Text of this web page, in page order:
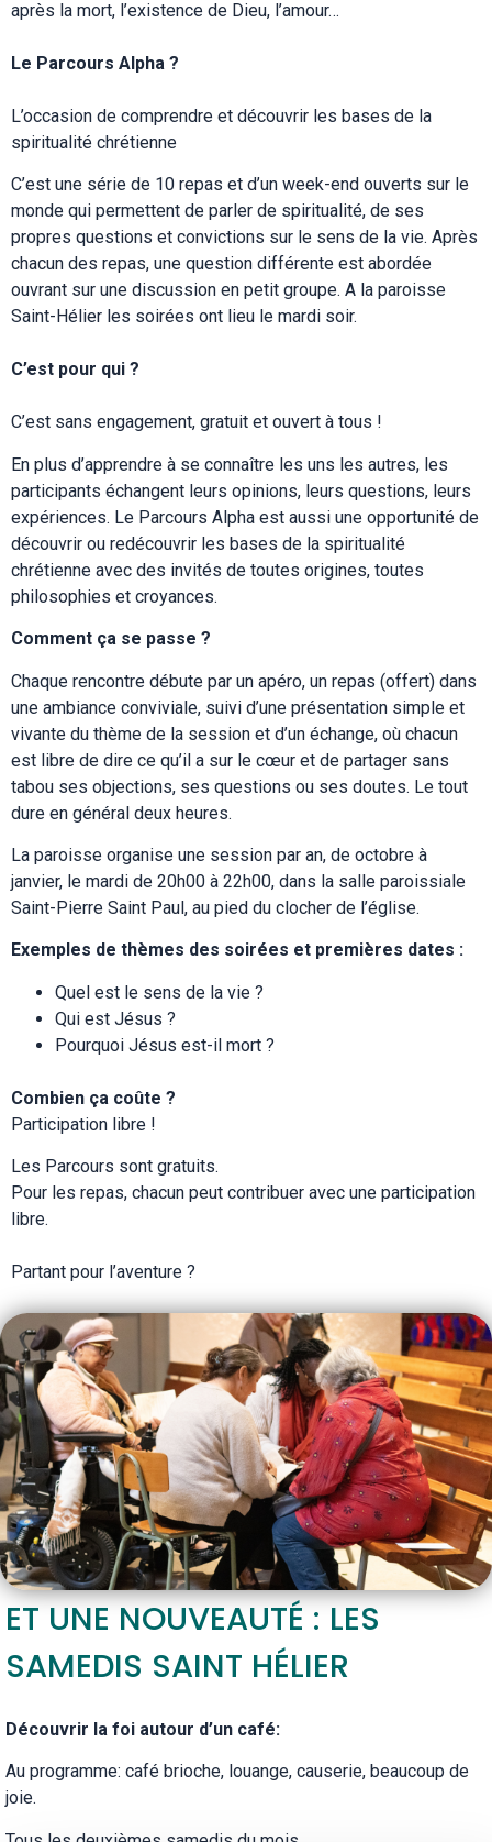
ET UNE NOUVEAUTÉ : LES
SAMEDIS SAINT HÉLIER
Découvrir la foi autour d’un café:
Au programme: café brioche, louange, causerie, beaucoup de
joie.
après la mort, l’existence de Dieu, l’amour…
Le Parcours Alpha ?
L’occasion de comprendre et découvrir les bases de la
spiritualité chrétienne
C’est une série de 10 repas et d’un week-end ouverts sur le
monde qui permettent de parler de spiritualité, de ses
propres questions et convictions sur le sens de la vie. Après
chacun des repas, une question différente est abordée
ouvrant sur une discussion en petit groupe. A la paroisse
Saint-Hélier les soirées ont lieu le mardi soir.
C’est pour qui ?
C’est sans engagement, gratuit et ouvert à tous !
En plus d’apprendre à se connaître les uns les autres, les
participants échangent leurs opinions, leurs questions, leurs
expériences. Le Parcours Alpha est aussi une opportunité de
découvrir ou redécouvrir les bases de la spiritualité
chrétienne avec des invités de toutes origines, toutes
philosophies et croyances.
Comment ça se passe ?
Chaque rencontre débute par un apéro, un repas (offert) dans
une ambiance conviviale, suivi d’une présentation simple et
vivante du thème de la session et d’un échange, où chacun
est libre de dire ce qu’il a sur le cœur et de partager sans
tabou ses objections, ses questions ou ses doutes. Le tout
dure en général deux heures.
La paroisse organise une session par an, de octobre à
janvier, le mardi de 20h00 à 22h00, dans la salle paroissiale
Saint-Pierre Saint Paul, au pied du clocher de l’église.
Exemples de thèmes des soirées et premières dates :
Quel est le sens de la vie ?
Qui est Jésus ?
Pourquoi Jésus est-il mort ?
Combien ça coûte ?
Participation libre !
Les Parcours sont gratuits.
Pour les repas, chacun peut contribuer avec une participation
libre.
Partant pour l’aventure ?